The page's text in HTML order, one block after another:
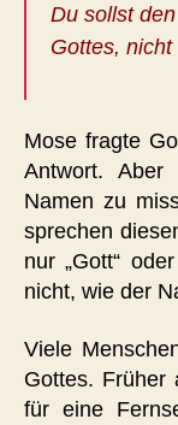
Du sollst
Gottes,
Mose fragte
Antwort.
Namen zu
sprechen
nur „Gott“
nicht, wie der
Viele
Gottes. Früher
für eine